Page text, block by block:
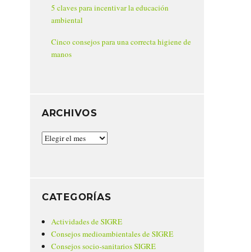
5 claves para incentivar la educación
ambiental
Cinco consejos para una correcta higiene de
manos
ARCHIVOS
Archivos
CATEGORÍAS
Actividades de SIGRE
Consejos medioambientales de SIGRE
Consejos socio-sanitarios SIGRE